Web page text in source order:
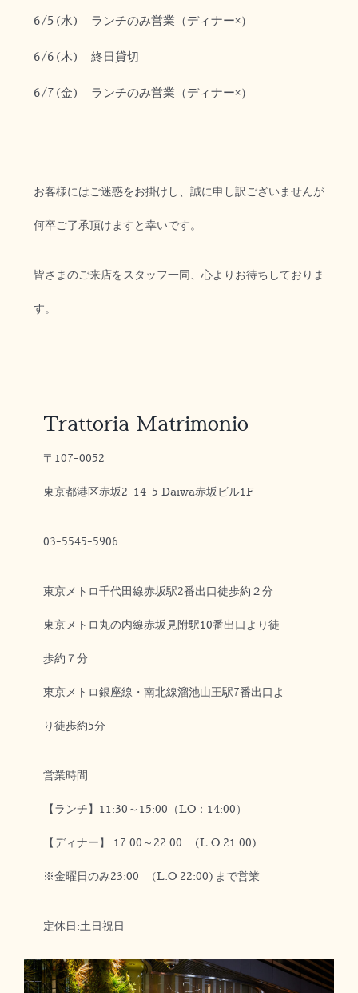
6/5(水) ランチのみ営業（ディナー×）
6/6(木) 終日貸切
6/7(金) ランチのみ営業（ディナー×）
お客様にはご迷惑をお掛けし、誠に申し訳ございませんが
何卒ご了承頂けますと幸いです。
皆さまのご来店をスタッフ一同、心よりお待ちしておりま
す。
Trattoria Matrimonio
〒107-0052
東京都港区赤坂2-14-5 Daiwa赤坂ビル1F
03-5545-5906
東京メトロ千代田線赤坂駅2番出口徒歩約２分
東京メトロ丸の内線赤坂見附駅10番出口より徒
歩約７分
東京メトロ銀座線・南北線溜池山王駅7番出口よ
り徒歩約5分
営業時間
【ランチ】11:30～15:00（LO：14:00）
【ディナー】 17:00～22:00 (L.O 21:00)
※金曜日のみ23:00 (L.O 22:00)まで営業
定休日:土日祝日